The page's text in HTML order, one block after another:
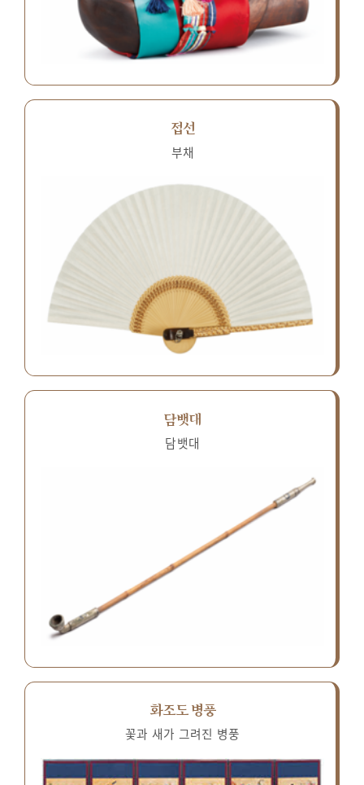
접선
부채
담뱃대
담뱃대
화조도 병풍
꽃과 새가 그려진 병풍